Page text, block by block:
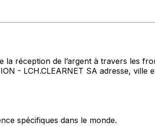
réception de l’argent à travers les
- LCH.CLEARNET SA adresse, ville
spécifiques dans le monde.